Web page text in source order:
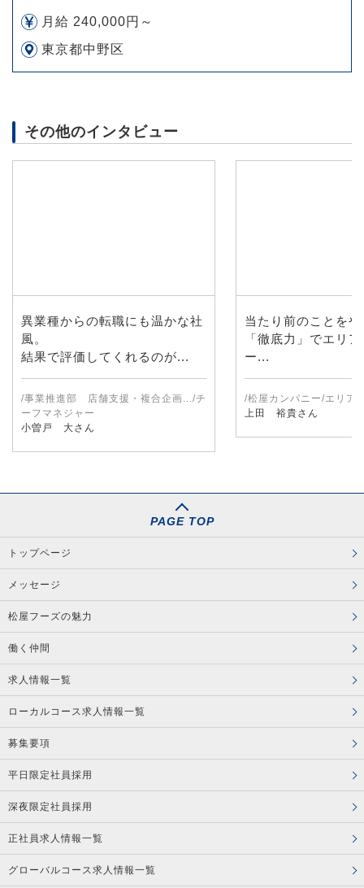
月給 240,000円～
東京都中野区
その他のインタビュー
異業種からの転職にも温かな社
風。
結果で評価してくれるのが...
/事業推進部 店舗支援・複合企画.../チ
ーフマネジャー
小曽戸 大さん
当たり前のことを
「徹底力」でエリ
ー...
/松屋カンパニー/エリア
上田 裕貴さん
PAGE TOP
トップページ
メッセージ
松屋フーズの魅力
働く仲間
求人情報一覧
ローカルコース求人情報一覧
募集要項
平日限定社員採用
深夜限定社員採用
正社員求人情報一覧
グローバルコース求人情報一覧